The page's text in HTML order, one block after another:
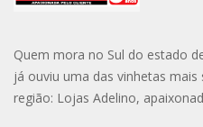
Quem mora no Sul do estado
já ouviu uma das vinhetas
região: Lojas Adelino,